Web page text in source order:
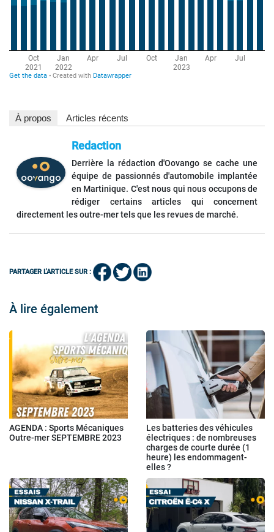
À propos Articles récents
Redaction
Derrière la rédaction d'Oovango se cache une
équipe de passionnés d'automobile implantée
en Martinique. C'est nous qui nous occupons de
rédiger certains articles qui concernent
directement les outre-mer tels que les revues de marché.
PARTAGER L'ARTICLE SUR :
À lire également
AGENDA : Sports Mécaniques
Outre-mer SEPTEMBRE 2023
Les batteries des véhicules
électriques : de nombreuses
charges de courte durée (1
heure) les endommagent-
elles ?